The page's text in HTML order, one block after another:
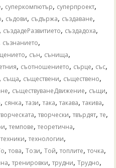
, суперкомпютър, суперпроект,
, съдови, съдържа, създаване,
, създадеРазвитието, създадоха,
съзнанието,
, сън, сънища,
, съотношението, сърце, със,
, съща, съществени, съществено,
, съществуванеДвижение, същи,
, сянка,тази,така,такава,такива,
,творчески,твърдят,те,
,темпове,теоретична,
техники,технологии,
,това,Този,Той,топлите,точка,
,тренировки,трудни,Трудно,